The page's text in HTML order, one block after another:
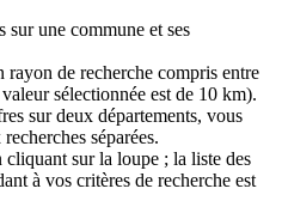
sur une commune et ses
rayon de recherche compris entre
sélectionnée est de 10 km).
sur deux départements, vous
séparées.
sur la loupe ; la liste des
à vos critères de recherche est